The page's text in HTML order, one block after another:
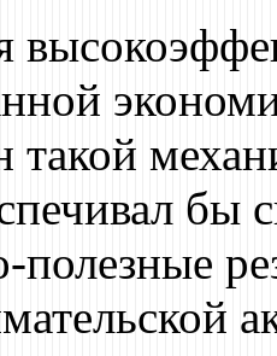
такой
бы